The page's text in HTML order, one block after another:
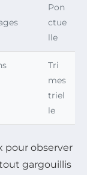
Pon
ctue
lle
Tri
mes
triel
le
pour observer
gargouillis